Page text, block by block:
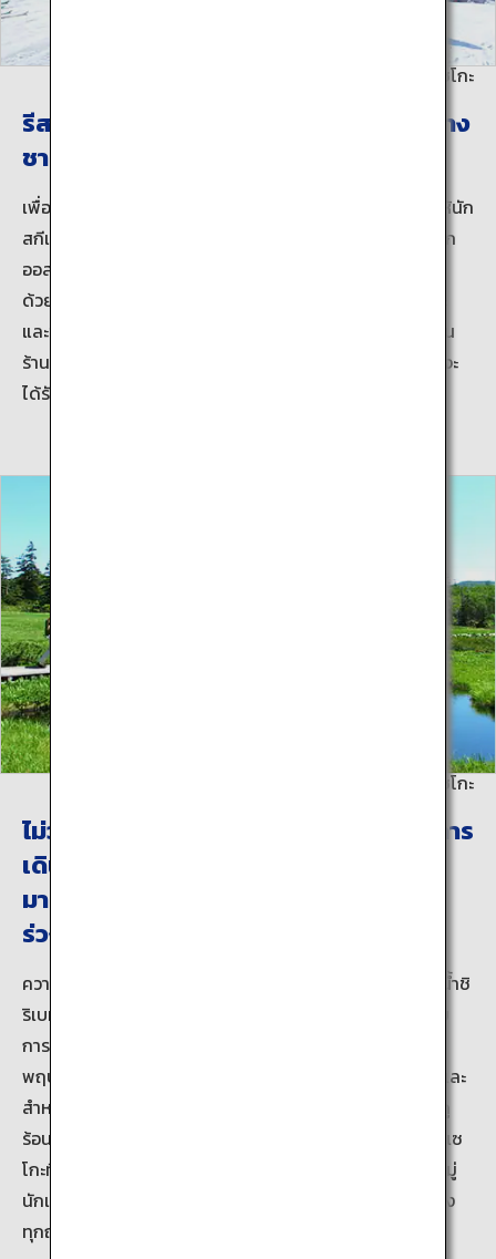
ภาพถ่ายโดย: สมาคมการท่องท่องเที่ยวรีสอร์ทนิเซโกะ
รีสอร์ทฤดูหนาวต้อนรับนักท่องเที่ยวชาวต่าง
ชาติ
เพื่อค้นหาหิมะเนื้อละเอียดพิเศษที่แสนหายากจากทั่วโลก ทำให้นัก
สกีและนักสโนว์บอร์ดจำนวนมากเดินทางมาที่นิเซโกะ ไม่ว่าจาก
ออสเตรเลีย ยุโรป และก็จากประเทศในแถบเอเชียด้วยเช่นกัน
ด้วยเหตุนี้จึงมีป้ายประกาศเป็นภาษาอังกฤษทั่วทั้งย่านนิเซโกะ
และข้อมูลภาษาอังกฤษก็พบเห็นได้ทั่วไปตามลานเล่นสกีและใน
ร้านอาหารต่างๆ ไม่แปลกใจเลยที่ทำไมรีสอร์ทในย่านนิเซโกะ จะ
ได้รับความนิยมเป็นอย่างมากจากผู้ที่ชื่นชอบทั่วโลก!
ภาพถ่ายโดย: สมาคมการท่องท่องเที่ยวรีสอร์ทนิเซโกะ
ไม่ว่าจะเป็นการล่องแพ การพายเรือแคนู การ
เดินเขา และยังมีกิจกรรมสนุกๆ กลางแจ้ง
มากมายตั้งแต่ฤดูใบไม้ผลิไปจนถึงฤดูใบไม้
ร่วง
ความมหัศจรรย์แห่งนิเซโกะไม่ได้สิ้นสุดที่ฤดูหนาวเท่านั้น แม่น้ำชิ
ริเบทสึที่ใสและสะอาดไหลผ่านใจกลางของย่านนี้ เหมาะสำหรับ
การล่องแพที่น่าตื่นเต้นในช่วงเดือนเมษายนจนถึงเดือน
พฤษภาคม ซึ่งเป็นช่วงที่หิมะละลายและกระแสน้ำไหลแรงขึ้น และ
สำหรับการพายเรือแคนูที่เพลิดเพลินและผ่อนคลายในช่วงฤดู
ร้อนและฤดูใบไม้ร่วง นอกจากนี้ การเดินเขาไปตามเทือกเขานิเซ
โกะที่สูงตั้งแต่ 1,000 ถึง 1,300 เมตรนั้นก็เป็นที่นิยมมากในหมู่
นักเดินเขามือใหม่ นิเซโกะจึงเป็นสวรรค์แห่งกิจกรรมกลางแจ้ง
ทุกฤดู พร้อมกิจกรรมอื่นๆ เช่น การตีกอล์ฟ การขี่ม้า การขึ้น